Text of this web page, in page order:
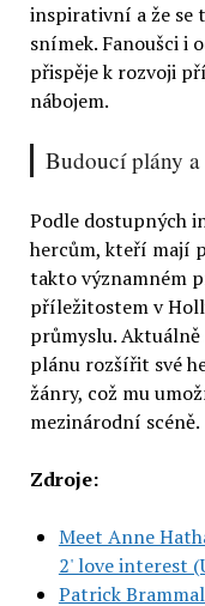
inspirativní a že se
snímek. Fanoušci i
přispěje k rozvoji
nábojem.
Budoucí plány a
Podle dostupných
hercům, kteří mají
takto významném
příležitostem v
průmyslu. Aktuálně
plánu rozšířit své
žánry, což mu
mezinárodní scéně.
Zdroje:
Meet Anne
2' love interest
Patrick